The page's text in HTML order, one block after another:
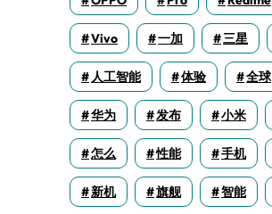
Vivo 一加 三星
人工智能 体验 全球
华为 发布 小米
怎么 性能 手机
新机 旗舰 智能